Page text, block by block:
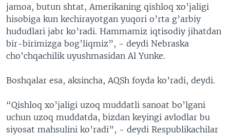
jamoa, butun shtat, Amerikaning qishloq xo’jaligi
hisobiga kun kechirayotgan yuqori o’rta g’arbiy
hududlari jabr ko’radi. Hammamiz iqtisodiy jihatdan
bir-birimizga bog’liqmiz”, - deydi Nebraska
cho’chqachilik uyushmasidan Al Yunke.
Boshqalar esa, aksincha, AQSh foyda ko’radi, deydi.
“Qishloq xo’jaligi uzoq muddatli sanoat bo’lgani
uchun uzoq muddatda, bizdan keyingi avlodlar bu
siyosat mahsulini ko’radi”, - deydi Respublikachilar